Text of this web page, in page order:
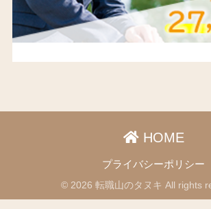
HOME
プライバシーポリシー
© 2026 転職山のタヌキ All rights